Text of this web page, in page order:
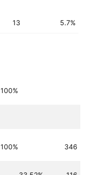
13 5.7%
100%
100% 346